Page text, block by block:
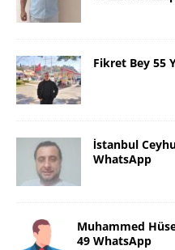
Fikret Bey 55
İstanbul
WhatsApp
Muhammed
49 WhatsApp